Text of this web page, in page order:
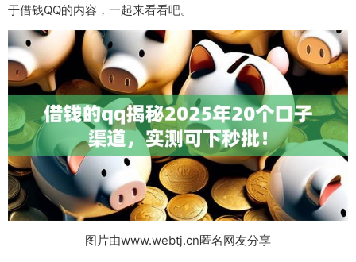
于借钱QQ的内容，一起来看看吧。
图片由www.webtj.cn匿名网友分享